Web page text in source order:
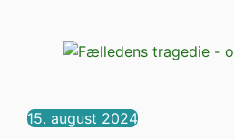
15. august 2024